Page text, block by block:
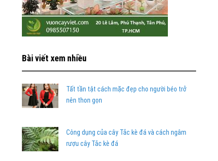
Bài viết xem nhiều
Tất tần tật cách mặc đẹp cho người béo trở
nên thon gọn
Công dụng của cây Tắc kè đá và cách ngâm
rượu cây Tắc kè đá